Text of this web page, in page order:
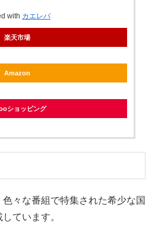
with カエレバ
楽天市場
Amazon
ショッピング
々な番組で特集された希少な国
ています。